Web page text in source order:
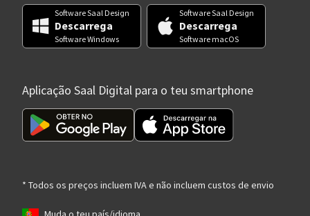
Software Saal Design
Descarrega
Software Windows
Software Saal Design
Descarrega
Software macOS
Aplicação Saal Digital para o teu smartphone
* Todos os preços incluem IVA e não incluem custos de envio